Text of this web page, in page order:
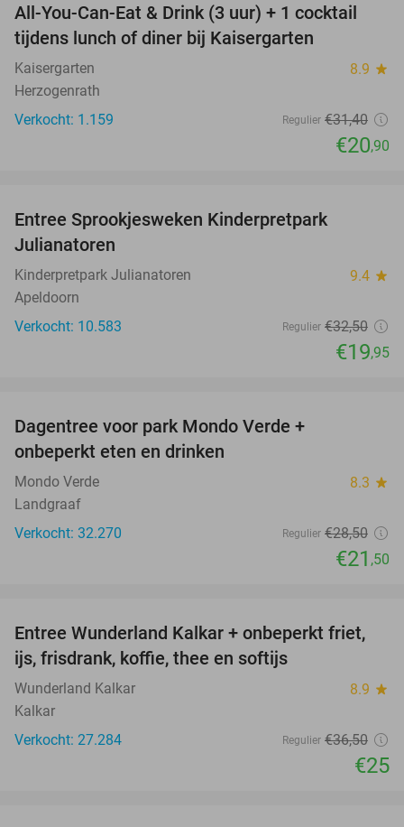
33%
All-You-Can-Eat & Drink (3 uur) + 1 cocktail
tijdens lunch of diner bij Kaisergarten
Kaisergarten 8.9 star
Herzogenrath
Verkocht: 1.159
Regulier €31,40
€20,90
Entree Sprookjesweken Kinderpretpark
Julianatoren
Kinderpretpark Julianatoren 9.4 star
Apeldoorn
Verkocht: 10.583
Regulier €32,50
€19,95
Dagentree voor park Mondo Verde +
onbeperkt eten en drinken
Mondo Verde 8.3 star
Landgraaf
Verkocht: 32.270
Regulier €28,50
€21 ,50
32%
Entree Wunderland Kalkar + onbeperkt friet,
ijs, frisdrank, koffie, thee en softijs
Wunderland Kalkar 8.9 star
Kalkar
Verkocht: 27.284
Regulier €36,50
€25